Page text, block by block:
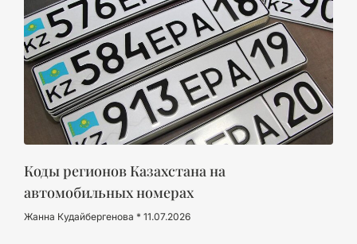
Коды регионов Казахстана на
автомобильных номерах
Жанна Кудайбергенова 11.07.2026